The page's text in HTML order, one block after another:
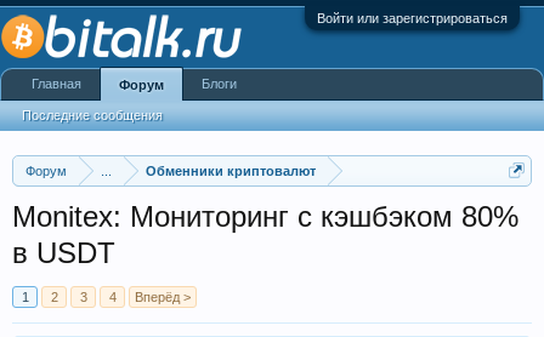
Войти или зарегистрироваться
Форум Обменники криптовалют
Monitex: Мониторинг с кэшбэком 80%
в USDT
1 2 3 4 Вперёд >
Главная Форум
Последние сообщения
Блоги